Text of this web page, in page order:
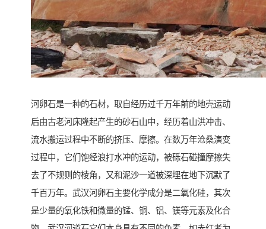
河卵石是一种的石材，取自经历过千万年前的地壳运动
后由古老河床隆起产生的砂石山中，经历着山洪冲击、
流水搬运过程中不断的挤压、摩擦。在数万年沧桑演变
过程中，它们饱经浪打水冲的运动，被砾石碰撞摩擦失
去了不规则的棱角，又和泥沙一道被深埋在地下沉默了
千百万年。武汉河卵石主要化学成分是二氧化硅，其次
是少量的氧化铁和微量的锰、铜、铝、镁等元素及化合